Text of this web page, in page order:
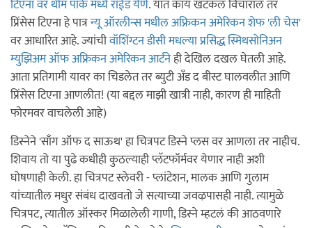
टिएना वर थीम पार्क मध्ये राईड येणे. यात काय खटकलं विचाराल तर
प्रिंसेस टिएना हे पात्रन्यू ऑरलीन्स मधील अफ्रिकन अमेरिकन शेफ 'ली चेस'
वर आधारित आहे. ज्यांचीवॉशिंग्टन डीसी मधल्या प्रसिद्ध स्मिथसोनिअन
म्युझिअम ऑफ अफ्रिकन अमेरिकन आर्टनेही देखिल दखल घेतली आहे.
आता प्रतिगामी यावर का चिडलेत तर ब्युटी अँड द बीस्ट घालवलीत आणि
प्रिंसेस टिएना आणलीत! (या बद्दल माझी खात्री नाही, कारण ही माहिती
फोरमवर वाचलेली आहे)
डिस्नेने 'साँग ऑफ द साऊथ' हा चित्रपट डिस्ने प्लस वर आणला तर नाहीच.
शिवाय तो या पुढे कधीही कुठल्याही प्लॅटफॉर्मवर येणार नाही अशी
घोषणाही केली. हा चित्रपट स्लेवरी - प्लांटेशन, मालक आणि गुलाम
यांच्यातील मधुर संबंध दाखवतो जे सत्याच्या जवऴपासही नाही. त्यामुळे
चित्रपट, त्यातील ऑस्कर मिळालेली गाणी, डिस्ने म्हटलं की आठवणारे